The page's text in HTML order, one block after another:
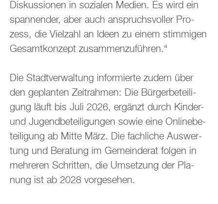
Dis­kus­sio­nen in so­zia­len Me­di­en. Es wird ein
span­nen­der, aber auch an­spruchs­vol­ler Pro­
zess, die Viel­zahl an Ideen zu einem stim­mi­gen
Ge­samt­kon­zept zu­sam­men­zu­füh­ren.“
Die Stadt­ver­wal­tung in­for­mier­te zudem über
den ge­plan­ten Zeit­rah­men: Die Bür­ger­be­tei­li­
gung läuft bis Juli 2026, er­gänzt durch Kin­der-
und Ju­gend­be­tei­li­gun­gen sowie eine On­line­be­
tei­li­gung ab Mitte März. Die fach­li­che Aus­wer­
tung und Be­ra­tung im Ge­mein­de­rat fol­gen in
meh­re­ren Schrit­ten, die Um­set­zung der Pla­
nung ist ab 2028 vor­ge­se­hen.